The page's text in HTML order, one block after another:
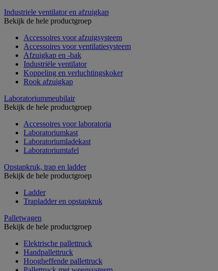
Industriele ventilator en afzuigkap
Bekijk de hele productgroep
Accessoires voor afzuigsysteem
Accessoires voor ventilatiesysteem
Afzuigkap en -bak
Industriële ventilator
Koppeling en verluchtingskoker
Rook afzuigkap
Laboratoriummeubilair
Bekijk de hele productgroep
Accessoires voor laboratoria
Laboratoriumkast
Laboratoriumladekast
Laboratoriumtafel
Opstapkruk, trap en ladder
Bekijk de hele productgroep
Ladder
Trapladder en opstapkruk
Palletwagen
Bekijk de hele productgroep
Elektrische pallettruck
Handpallettruck
Hoogheffende pallettruck